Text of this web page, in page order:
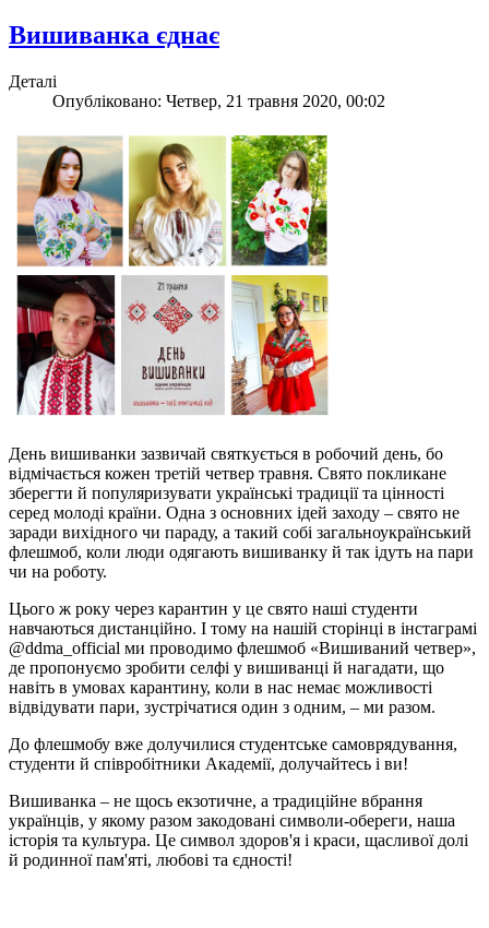
Вишиванка єднає
Деталі
Опубліковано: Четвер, 21 травня 2020, 00:02
День вишиванки зазвичай святкується в робочий день, бо
відмічається кожен третій четвер травня. Свято покликане
зберегти й популяризувати українські традиції та цінності
серед молоді країни. Одна з основних ідей заходу – свято не
заради вихідного чи параду, а такий собі загальноукраїнський
флешмоб, коли люди одягають вишиванку й так ідуть на пари
чи на роботу.
Цього ж року через карантин у це свято наші студенти
навчаються дистанційно. І тому на нашій сторінці в інстаграмі
@ddma_official ми проводимо флешмоб «Вишиваний четвер»,
де пропонуємо зробити селфі у вишиванці й нагадати, що
навіть в умовах карантину, коли в нас немає можливості
відвідувати пари, зустрічатися один з одним, – ми разом.
До флешмобу вже долучилися студентське самоврядування,
студенти й співробітники Академії, долучайтесь і ви!
Вишиванка – не щось екзотичне, а традиційне вбрання
українців, у якому разом закодовані символи-обереги, наша
історія та культура. Це символ здоров'я і краси, щасливої долі
й родинної пам'яті, любові та єдності!